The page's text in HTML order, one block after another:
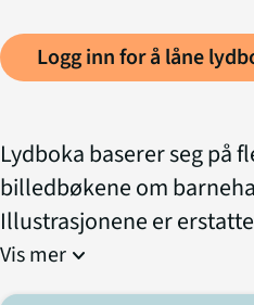
Logg inn for å låne
Lydboka baserer seg på
billedbøkene om
Illustrasjonene er
Vis mer expand_more